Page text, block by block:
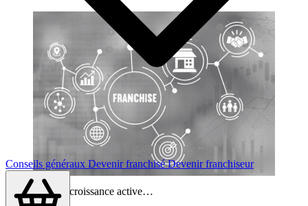
Conseils généraux Devenir franchiséDevenir franchiseur
Un marché en croissance active…